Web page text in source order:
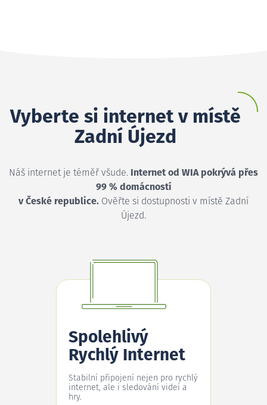
Vyberte si internet v místě
Zadní Újezd
Náš internet je téměř všude. Internet od WIA pokrývá přes
99 % domácností
v České republice. Ověřte si dostupnosti v místě Zadní
Újezd.
Spolehlivý
Rychlý Internet
Stabilní připojení nejen pro rychlý
internet, ale i sledování videí a
hry.